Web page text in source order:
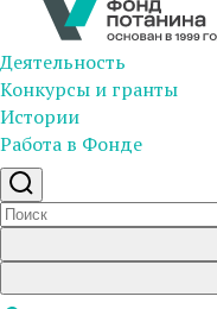
Деятельность
Конкурсы и гранты
Истории
Работа в Фонде